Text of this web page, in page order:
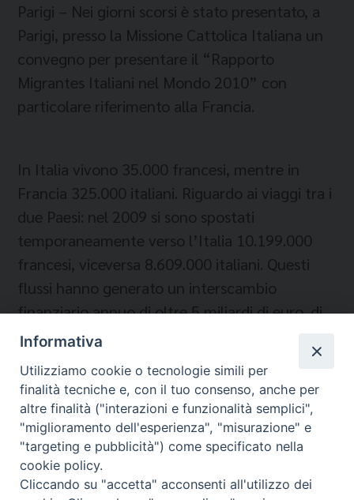
Parigi – Nei giorni scorsi è stato presentato, a
Parigi, presso la Missione Cattolica Italiana un
convegno per presentare il “Rapporto
Migrantes Italiani nel Mondo 2010” con
particolare riferimento alla Francia.
In Italia vivono 35.000 francesi, mentre in
Francia 325.000 italiani. Riguardo ai viaggi tra i
due Paesi: nel 2009 si sono spostati
temporaneamente verso l’Italia 10.199.000
francesi, viceversa 8.609.000 italiani. Questi
flussi hanno generato un interscambio
finanziario annuo di oltre 5 miliardi di euro, di
cui 2,8 milioni a beneficio dell’Italia.
Informativa
Utilizziamo cookie o tecnologie simili per
finalità tecniche e, con il tuo consenso, anche per
altre finalità ("interazioni e funzionalità semplici",
"miglioramento dell'esperienza", "misurazione" e
"targeting e pubblicità") come specificato nella
cookie policy.
Cliccando su "accetta" acconsenti all'utilizzo dei